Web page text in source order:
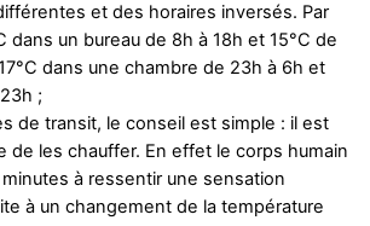
et des horaires inversés. Par
dans un bureau de 8h à 18h et 15°C de
dans une chambre de 23h à 6h et
;
de transit, le conseil est simple : il est
de les chauffer. En effet le corps humain
à ressentir une sensation
à un changement de la température